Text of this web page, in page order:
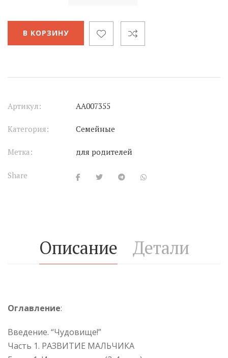
В КОРЗИНУ
Артикул: АА007355
Категория: Семейные
Метка: для родителей
Share
Описание Детали
Оглавление:
Введение. “Чудовище!”
Часть 1. РАЗВИТИЕ МАЛЬЧИКА